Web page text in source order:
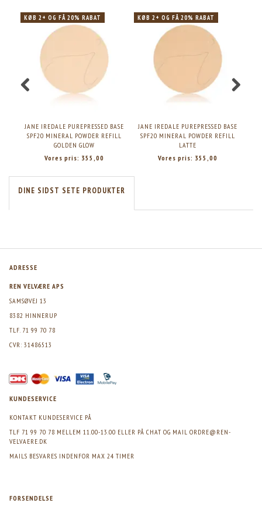
KØB 2+ OG FÅ 20% RABAT
JANE IREDALE PUREPRESSED BASE
SPF20 MINERAL POWDER REFILL
GOLDEN GLOW
Vores pris: 355,00
KØB 2+ OG FÅ 20% RABAT
JANE IREDALE PUREPRESSED BASE
SPF20 MINERAL POWDER REFILL
LATTE
Vores pris: 355,00
DINE SIDST SETE PRODUKTER
ADRESSE
REN VELVÆRE APS
SAMSØVEJ 13
8382 HINNERUP
TLF. 71 99 70 78
CVR: 31486513
KUNDESERVICE
KONTAKT KUNDESERVICE PÅ
TLF 71 99 70 78 MELLEM 11.00-13.00 ELLER PÅ CHAT OG MAIL ORDRE@REN-
VELVAERE.DK
MAILS BESVARES INDENFOR MAX 24 TIMER
FORSENDELSE